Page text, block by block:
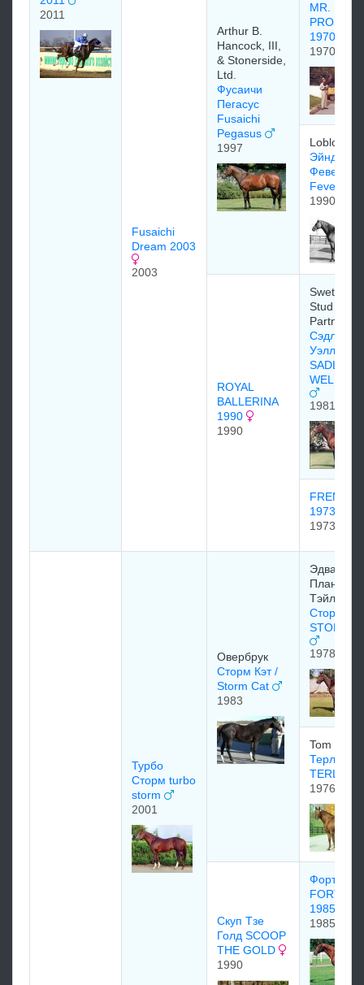
2011
Fusaichi
Dream 2003
2003
Arthur B.
Hancock, III,
& Stonerside,
Ltd.
Фусаичи
Пегасус
Fusaichi
Pegasus
1997
MR.
1970
1970
Loblolly
Эйнджел
Февер
Fever
1990
ROYAL
BALLERINA
1990
1990
Stud &
Partners
Сэдлерс
Уэллс -
SADLERS
WELLS
1981
1973
1973
Турбо
Сторм turbo
storm
2001
Овербрук
Сторм Кэт /
Storm Cat
1983
Эдвaрд
Плaнкeтт
Tэйлoр
Сторм
STORM
1978
Tom
1976
Скуп Тзе
Голд SCOOP
THE GOLD
1990
Форти
FORTY
1985
1985